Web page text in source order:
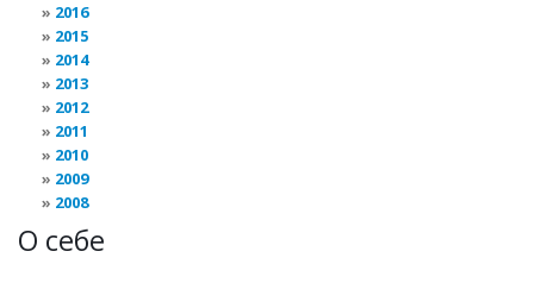
2016
2015
2014
2013
2012
2011
2010
2009
2008
О себе